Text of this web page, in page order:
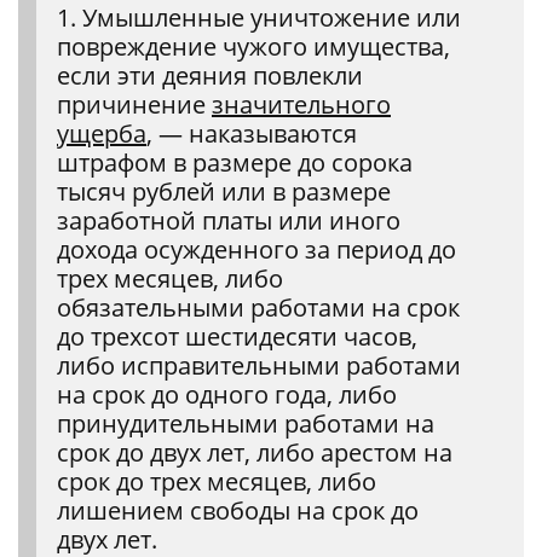
1. Умышленные уничтожение или
повреждение чужого имущества,
если эти деяния повлекли
причинениезначительного
ущерба, — наказываются
штрафом в размере до сорока
тысяч рублей или в размере
заработной платы или иного
дохода осужденного за период до
трех месяцев, либо
обязательными работами на срок
до трехсот шестидесяти часов,
либо исправительными работами
на срок до одного года, либо
принудительными работами на
срок до двух лет, либо арестом на
срок до трех месяцев, либо
лишением свободы на срок до
двух лет.